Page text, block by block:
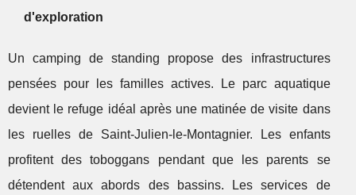
d'exploration
Un camping de standing propose des infrastructures
pensées pour les familles actives. Le parc aquatique
devient le refuge idéal après une matinée de visite dans
les ruelles de Saint-Julien-le-Montagnier. Les enfants
profitent des toboggans pendant que les parents se
détendent aux abords des bassins. Les services de